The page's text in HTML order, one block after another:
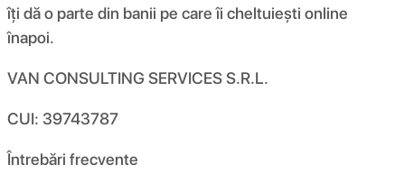
îți dă o parte din banii pe care îi cheltuiești online
înapoi.
VAN CONSULTING SERVICES S.R.L.
CUI: 39743787
Întrebări frecvente